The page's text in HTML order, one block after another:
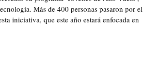
Más de 400 personas pasaron por el
iniciativa, que este año estará enfocada en